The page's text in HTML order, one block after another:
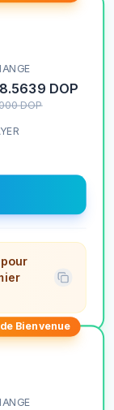
DOP
DOP
pour
Bienvenue